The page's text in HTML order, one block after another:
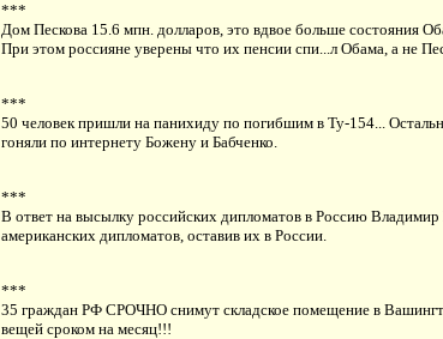
***
Дом Пескова 15.6 мпн. долларов, это вдвое больше состояния
При этом россияне уверены что их пенсии спи...л Обама, а не
***
50 человек пришли на панихиду по погибшим в Ту-154...
гоняли по интернету Божену и Бабченко.
***
В ответ на высылку российских дипломатов в Россию Владимир
американских дипломатов, оставив их в России.
***
35 граждан РФ СРОЧНО снимут складское помещение в
вещей сроком на месяц!!!